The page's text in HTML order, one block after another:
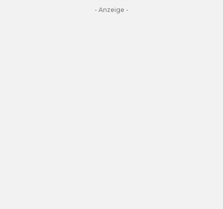
- Anzeige -